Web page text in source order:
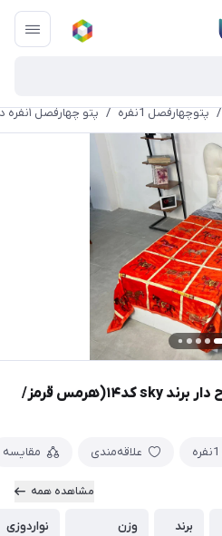
/ پتوچهارفصل 1نفره / پتو چهارفصل ۱نفره دورو طرح دار برند sky کد۱۴(هرمس قرمز/مربع طوسی)
پتو چهارفصل ۱نفره دورو طرح دار برند sky کد۱۴(هرمس قرمز/
علاقه‌مندی مقایسه
مشاهده همه
برند
وزن
نواردوزی